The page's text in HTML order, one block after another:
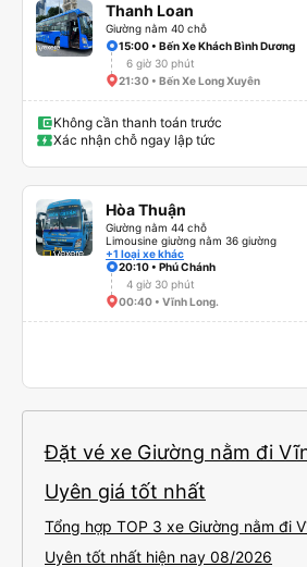
Thanh Loan
Giường nằm 40 chỗ
15:00 • Bến Xe Khách Bình Dương
6 giờ 30 phút
21:30 • Bến Xe Long Xuyên
Không cần thanh toán trước
Xác nhận chỗ ngay lập tức
Hòa Thuận
Giường nằm 44 chỗ
Limousine giường nằm 36 giường
+1 loại xe khác
20:10 • Phú Chánh
4 giờ 30 phút
00:40 • Vĩnh Long.
Đặt vé xe Giường nằm đi
Uyên giá tốt nhất
Tổng hợp TOP 3 xe Giường nằm đi
Uyên tốt nhất hiện nay 08/2026